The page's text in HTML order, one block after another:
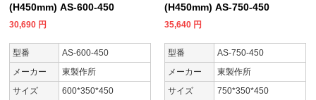
(H450mm) AS-600-450
30,690 円
型番
AS-600-450
メーカー
東製作所
サイズ
600*350*450
(H450mm) AS-750-450
35,640 円
型番
AS-750-450
メーカー
東製作所
サイズ
750*350*450